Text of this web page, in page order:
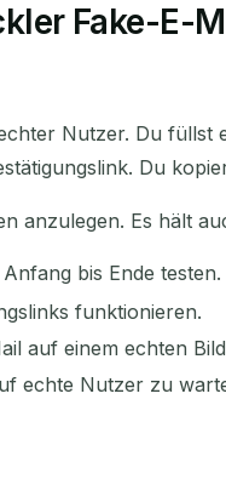
Fake-E-
Nutzer. Du
Du
anzulegen. Es hält
bis Ende testen.
funktionieren.
auf einem echten
echte Nutzer zu